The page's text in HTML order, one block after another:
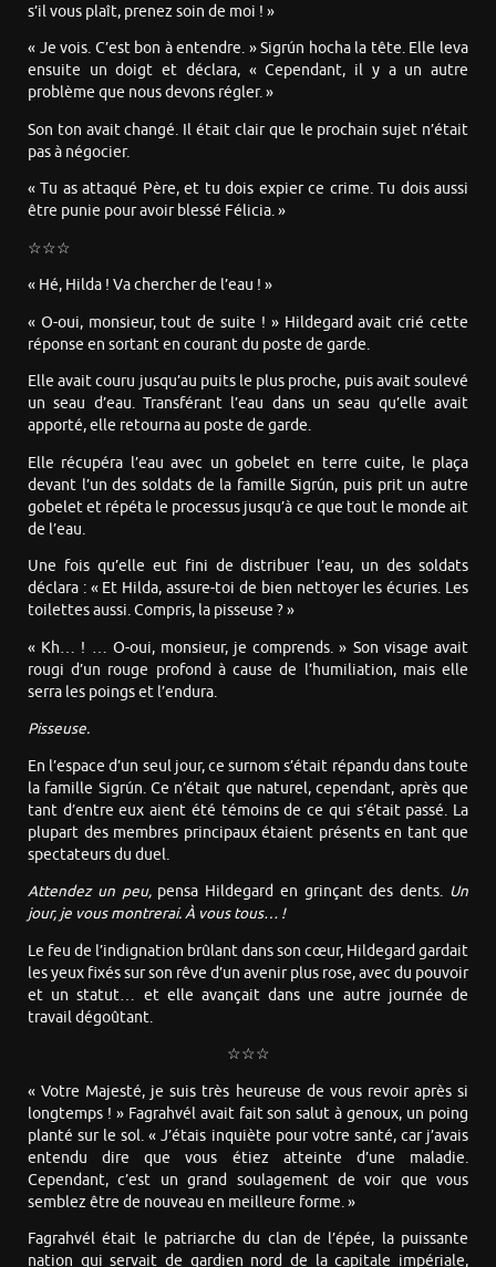
s’il vous plaît, prenez soin de moi ! »
« Je vois. C’est bon à entendre. » Sigrún hocha la tête. Elle leva
ensuite un doigt et déclara, « Cependant, il y a un autre
problème que nous devons régler. »
Son ton avait changé. Il était clair que le prochain sujet n’était
pas à négocier.
« Tu as attaqué Père, et tu dois expier ce crime. Tu dois aussi
être punie pour avoir blessé Félicia. »
☆☆☆
« Hé, Hilda ! Va chercher de l’eau ! »
« O-oui, monsieur, tout de suite ! » Hildegard avait crié cette
réponse en sortant en courant du poste de garde.
Elle avait couru jusqu’au puits le plus proche, puis avait soulevé
un seau d’eau. Transférant l’eau dans un seau qu’elle avait
apporté, elle retourna au poste de garde.
Elle récupéra l’eau avec un gobelet en terre cuite, le plaça
devant l’un des soldats de la famille Sigrún, puis prit un autre
gobelet et répéta le processus jusqu’à ce que tout le monde ait
de l’eau.
Une fois qu’elle eut fini de distribuer l’eau, un des soldats
déclara : « Et Hilda, assure-toi de bien nettoyer les écuries. Les
toilettes aussi. Compris, la pisseuse ? »
« Kh… ! … O-oui, monsieur, je comprends. » Son visage avait
rougi d’un rouge profond à cause de l’humiliation, mais elle
serra les poings et l’endura.
Pisseuse.
En l’espace d’un seul jour, ce surnom s’était répandu dans toute
la famille Sigrún. Ce n’était que naturel, cependant, après que
tant d’entre eux aient été témoins de ce qui s’était passé. La
plupart des membres principaux étaient présents en tant que
spectateurs du duel.
Attendez un peu, pensa Hildegard en grinçant des dents. Un
jour, je vous montrerai. À vous tous… !
Le feu de l’indignation brûlant dans son cœur, Hildegard gardait
les yeux fixés sur son rêve d’un avenir plus rose, avec du pouvoir
et un statut… et elle avançait dans une autre journée de
travail dégoûtant.
☆☆☆
« Votre Majesté, je suis très heureuse de vous revoir après si
longtemps ! » Fagrahvél avait fait son salut à genoux, un poing
planté sur le sol. « J’étais inquiète pour votre santé, car j’avais
entendu dire que vous étiez atteinte d’une maladie.
Cependant, c’est un grand soulagement de voir que vous
semblez être de nouveau en meilleure forme. »
Fagrahvél était le patriarche du clan de l’épée, la puissante
nation qui servait de gardien nord de la capitale impériale,